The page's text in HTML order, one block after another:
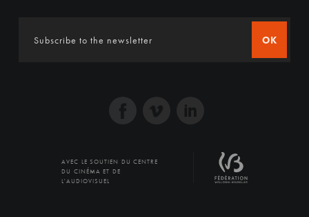
OK
AVEC LE SOUTIEN DU CENTRE
DU CINÉMA ET DE
L'AUDIOVISUEL